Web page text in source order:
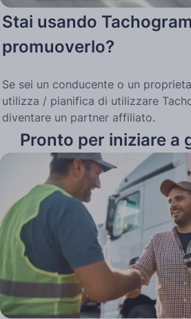
Stai usando
promuoverlo?
Se sei un conducente o un
utilizza / pianifica di utilizzare
diventare un partner affiliato.
Pronto per iniziare a